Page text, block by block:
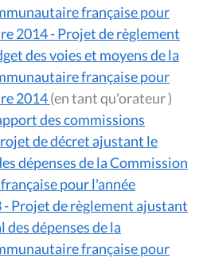
française pour
2014 - Projet de règlement
des voies et moyens de la
française pour
2014
(en tant qu'orateur )
des commissions
de décret ajustant le
dépenses de la Commission
pour l'année
Projet de règlement ajustant
des dépenses de la
française pour